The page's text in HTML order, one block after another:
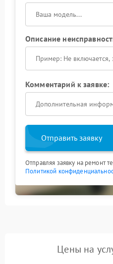
Описание
Комментарий к заявке:
Отправить заявку
Отправляя заявку на ремонт
Политикой
Цены на